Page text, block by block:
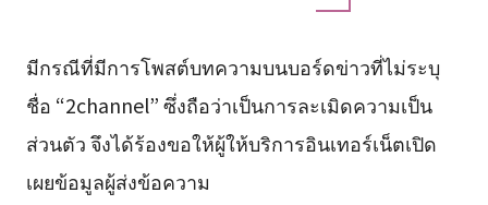
มีกรณีที่มีการโพสต์บทความบนบอร์ดข่าวที่ไม่ระบุ
ชื่อ “2channel” ซึ่งถือว่าเป็นการละเมิดความเป็น
ส่วนตัว จึงได้ร้องขอให้ผู้ให้บริการอินเทอร์เน็ตเปิด
เผยข้อมูลผู้ส่งข้อความ